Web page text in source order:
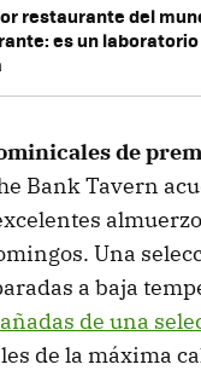
restaurante del
es un laboratorio
de
Bank Tavern
Una
a baja
de una
de la máxima